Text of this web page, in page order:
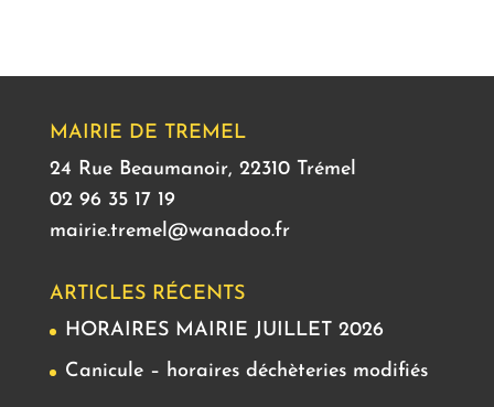
MAIRIE DE TREMEL
24 Rue Beaumanoir, 22310 Trémel
02 96 35 17 19
mairie.tremel@wanadoo.fr
ARTICLES RÉCENTS
HORAIRES MAIRIE JUILLET 2026
Canicule – horaires déchèteries modifiés